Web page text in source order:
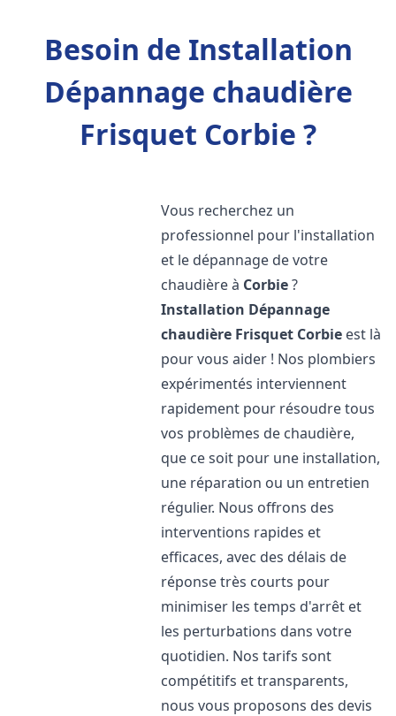
Besoin de Installation
Dépannage chaudière
Frisquet Corbie ?
Vous recherchez un
professionnel pour l'installation
et le dépannage de votre
chaudière à Corbie?
Installation Dépannage
chaudière Frisquet Corbie est là
pour vous aider ! Nos plombiers
expérimentés interviennent
rapidement pour résoudre tous
vos problèmes de chaudière,
que ce soit pour une installation,
une réparation ou un entretien
régulier. Nous offrons des
interventions rapides et
efficaces, avec des délais de
réponse très courts pour
minimiser les temps d'arrêt et
les perturbations dans votre
quotidien. Nos tarifs sont
compétitifs et transparents,
nous vous proposons des devis